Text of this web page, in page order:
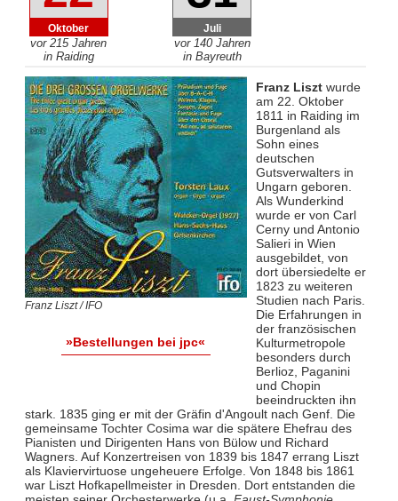
Oktober
vor 215 Jahren
in Raiding
Juli
vor 140 Jahren
in Bayreuth
Franz Liszt / IFO
»Bestellungen bei jpc«
Franz Lisztwurde
am 22. Oktober
1811 in Raiding im
Burgenland als
Sohn eines
deutschen
Gutsverwalters in
Ungarn geboren.
Als Wunderkind
wurde er von Carl
Cerny und Antonio
Salieri in Wien
ausgebildet, von
dort übersiedelte er
1823 zu weiteren
Studien nach Paris.
Die Erfahrungen in
der französischen
Kulturmetropole
besonders durch
Berlioz, Paganini
und Chopin
beeindruckten ihn
stark. 1835 ging er mit der Gräfin d'Angoult nach Genf. Die
gemeinsame Tochter Cosima war die spätere Ehefrau des
Pianisten und Dirigenten Hans von Bülow und Richard
Wagners. Auf Konzertreisen von 1839 bis 1847 errang Liszt
als Klaviervirtuose ungeheuere Erfolge. Von 1848 bis 1861
war Liszt Hofkapellmeister in Dresden. Dort entstanden die